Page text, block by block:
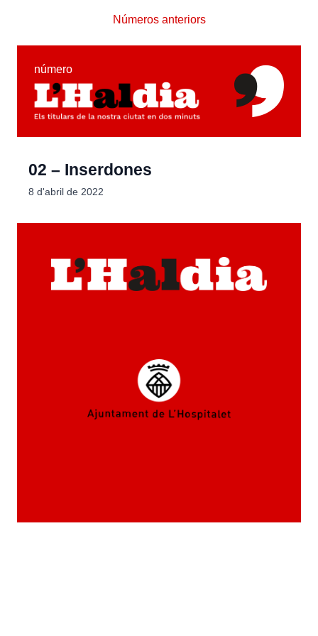
Números anteriors
número
02 – Inserdones
8 d'abril de 2022